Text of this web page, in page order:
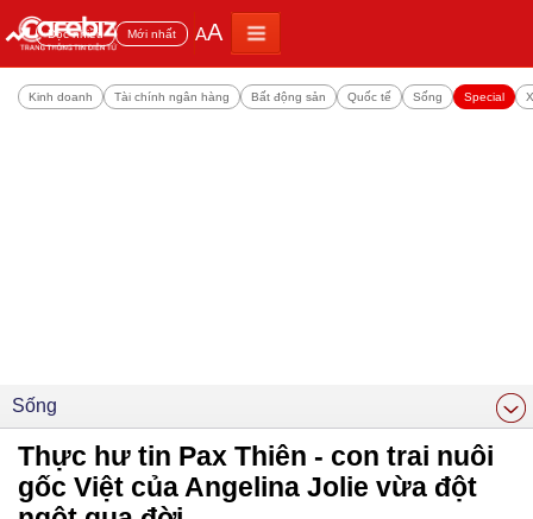
Đọc nhiều Mới nhất AA
Kinh doanh Tài chính ngân hàng Bất động sản Quốc tế Sống Special
Sống
Thực hư tin Pax Thiên - con trai nuôi
gốc Việt của Angelina Jolie vừa đột